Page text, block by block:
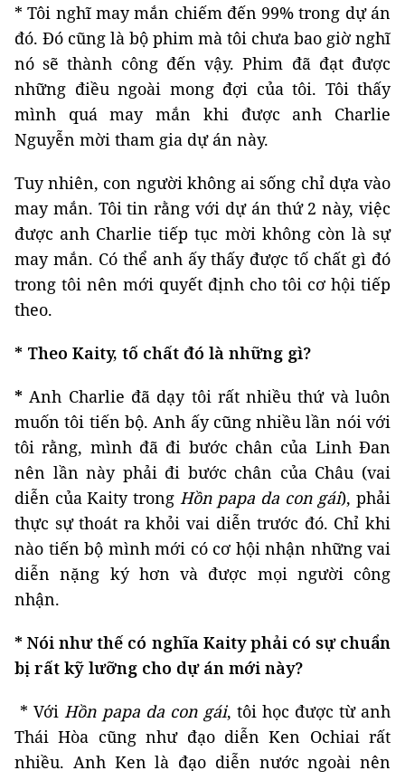
* Tôi nghĩ may mắn chiếm đến 99% trong dự án
đó. Đó cũng là bộ phim mà tôi chưa bao giờ nghĩ
nó sẽ thành công đến vậy. Phim đã đạt được
những điều ngoài mong đợi của tôi. Tôi thấy
mình quá may mắn khi được anh Charlie
Nguyễn mời tham gia dự án này.
Tuy nhiên, con người không ai sống chỉ dựa vào
may mắn. Tôi tin rằng với dự án thứ 2 này, việc
được anh Charlie tiếp tục mời không còn là sự
may mắn. Có thể anh ấy thấy được tố chất gì đó
trong tôi nên mới quyết định cho tôi cơ hội tiếp
theo.
* Theo Kaity, tố chất đó là những gì?
* Anh Charlie đã dạy tôi rất nhiều thứ và luôn
muốn tôi tiến bộ. Anh ấy cũng nhiều lần nói với
tôi rằng, mình đã đi bước chân của Linh Đan
nên lần này phải đi bước chân của Châu (vai
diễn của Kaity trong Hồn papa da con gái), phải
thực sự thoát ra khỏi vai diễn trước đó. Chỉ khi
nào tiến bộ mình mới có cơ hội nhận những vai
diễn nặng ký hơn và được mọi người công
nhận.
* Nói như thế có nghĩa Kaity phải có sự chuẩn
bị rất kỹ lưỡng cho dự án mới này?
* Với Hồn papa da con gái, tôi học được từ anh
Thái Hòa cũng như đạo diễn Ken Ochiai rất
nhiều. Anh Ken là đạo diễn nước ngoài nên